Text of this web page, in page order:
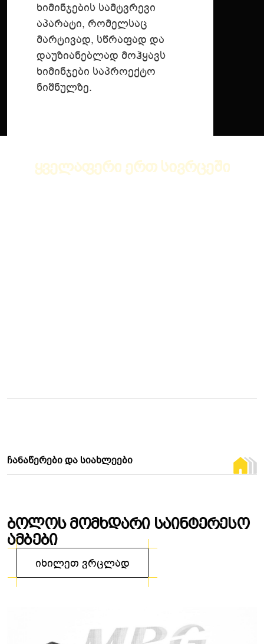
ხიმინჯების სამტვრევი
აპარატი, რომელსაც
მარტივად, სწრაფად და
დაუზიანებლად მოჰყავს
ხიმინჯები საპროექტო
ნიშნულზე.
ᲧᲕᲔᲚᲐᲤᲔᲠᲘ ᲔᲠᲗ ᲡᲘᲕᲠᲪᲔᲨᲘ
Ხიმინჯის Მტვრევა
Ალმასური Ჭრა
Ბეტონის Მოსაპრიალებელი
Ამწე Პლათფორმა
Ფასადის Ხარაჩო
Სამშენებლო Დგარები
ᲩᲐᲜᲐᲬᲔᲠᲔᲑᲘ ᲓᲐ ᲡᲘᲐᲮᲚᲔᲔᲑᲘ
Ბოლოს Მომხდარი Საინტერესო
Ამბები